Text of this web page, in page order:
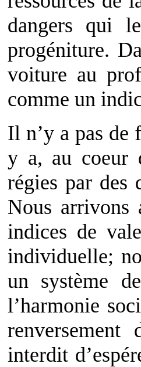
dangers qui
progéniture.
voiture au
comme un
Il n’y a pas de
y a, au coeur
régies par des
Nous arrivons
indices de
individuelle;
un système
l’harmonie
interdit